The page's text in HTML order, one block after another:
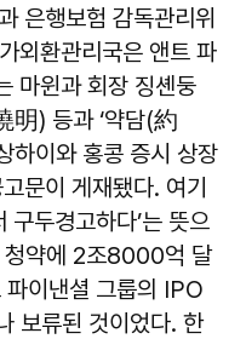
은행보험 감독관리위
외환관리국은 앤트 파
마윈과 회장 징셴둥
) 등과 ‘약담(約
하이와 홍콩 증시 상장
문이 게재됐다. 여기
구두경고하다’는 뜻으
청약에 2조8000억 달
이낸셜 그룹의 IPO
보류된 것이었다. 한